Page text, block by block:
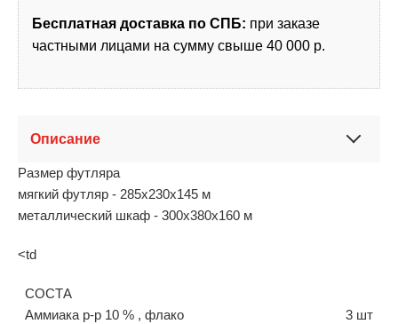
Бесплатная доставка по СПБ: при заказе
частными лицами на сумму свыше 40 000 р.
Описание
Размер футляра
мягкий футляр - 285x230x145 м
металлический шкаф - 300х380х160 м
<td
СОСТА
Аммиака р-р 10 % , флако
3 шт